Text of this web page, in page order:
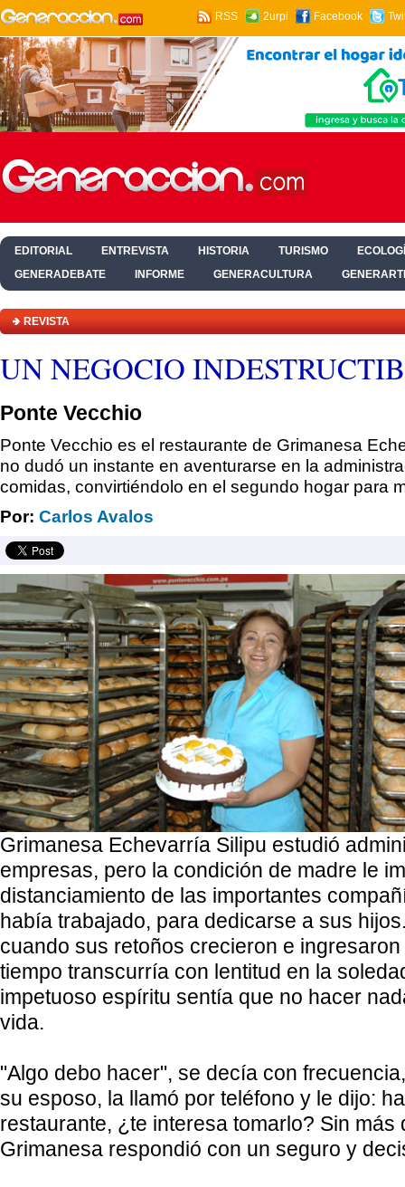
RSS 2urpi Facebook
EDITORIAL ENTREVISTA HISTORIA TURISMO
GENERADEBATE
INFORME GENERACULTURA
REVISTA
UN NEGOCIO
Ponte Vecchio
Ponte Vecchio es el restaurante de Grimanesa
no dudó un instante en aventurarse en la
comidas, convirtiéndolo en el segundo hogar para
Por: Carlos Avalos
Grimanesa Echevarría Silipu estudió
empresas, pero la condición de madre le
distanciamiento de las importantes
había trabajado, para dedicarse a sus
cuando sus retoños crecieron e
tiempo transcurría con lentitud en la
impetuoso espíritu sentía que no hacer
vida.
"Algo debo hacer", se decía con
su esposo, la llamó por teléfono y le dijo:
restaurante, ¿te interesa tomarlo? Sin más
Grimanesa respondió con un seguro y